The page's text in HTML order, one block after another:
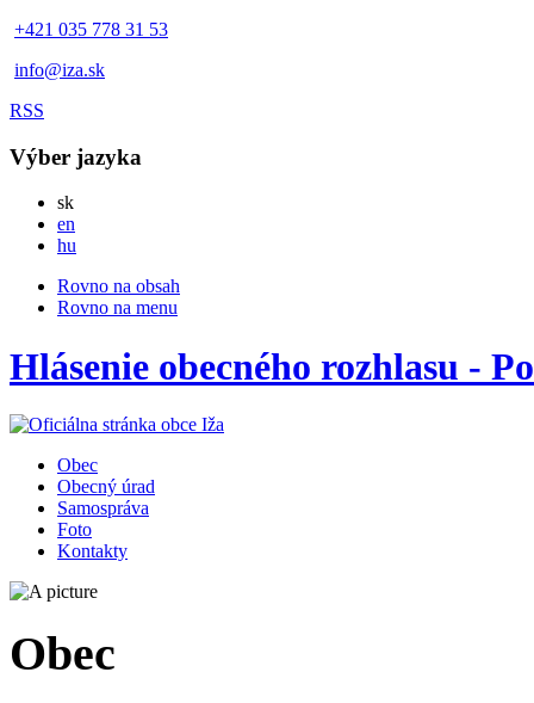
+421 035 778 31 53
info@iza.sk
RSS
Výber jazyka
skSlovensky
en
hu
Rovno na obsah
Rovno na menu
Hlásenie obecného rozhlasu -
Obec
Obecný úrad
Samospráva
Foto
Kontakty
Obec